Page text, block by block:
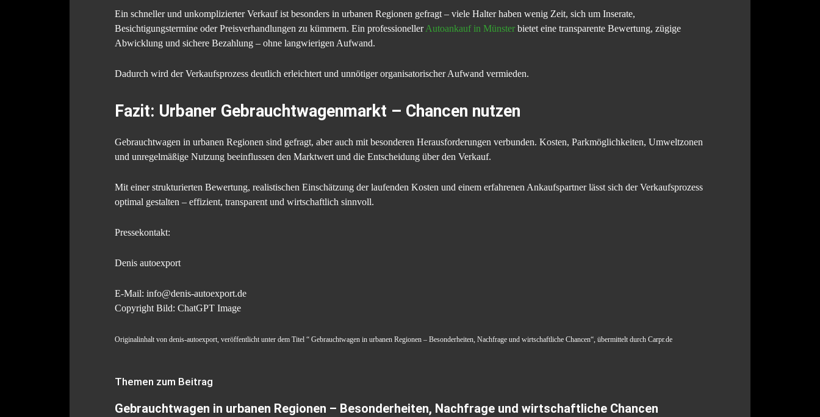
Ein schneller und unkomplizierter Verkauf ist besonders in urbanen Regionen gefragt – viele Halter haben wenig Zeit, sich um Inserate,
Besichtigungstermine oder Preisverhandlungen zu kümmern. Ein professionellerAutoankauf in Münster bietet eine transparente Bewertung, zügige
Abwicklung und sichere Bezahlung – ohne langwierigen Aufwand.
Dadurch wird der Verkaufsprozess deutlich erleichtert und unnötiger organisatorischer Aufwand vermieden.
Fazit: Urbaner Gebrauchtwagenmarkt – Chancen nutzen
Gebrauchtwagen in urbanen Regionen sind gefragt, aber auch mit besonderen Herausforderungen verbunden. Kosten, Parkmöglichkeiten, Umweltzonen
und unregelmäßige Nutzung beeinflussen den Marktwert und die Entscheidung über den Verkauf.
Mit einer strukturierten Bewertung, realistischen Einschätzung der laufenden Kosten und einem erfahrenen Ankaufspartner lässt sich der Verkaufsprozess
optimal gestalten – effizient, transparent und wirtschaftlich sinnvoll.
Pressekontakt:
Denis autoexport
E-Mail: info@denis-autoexport.de
Copyright Bild: ChatGPT Image
Originalinhalt von denis-autoexport, veröffentlicht unter dem Titel “ Gebrauchtwagen in urbanen Regionen – Besonderheiten, Nachfrage und wirtschaftliche Chancen“, übermittelt durch Carpr.de
Themen zum Beitrag
Gebrauchtwagen in urbanen Regionen – Besonderheiten, Nachfrage und wirtschaftliche Chancen